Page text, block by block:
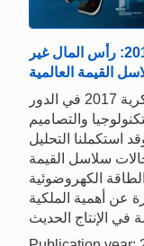
التقرير العالمي للملكية الفكرية 2017: رأس المال غير
القيمة العالمية
ينظر التقرير العالمي للملكية الفكرية 2017 في الدور
والتصاميم
استكملنا التحليل
سلاسل القيمة
الطاقة الكهروضوئية
عن أهمية الملكية